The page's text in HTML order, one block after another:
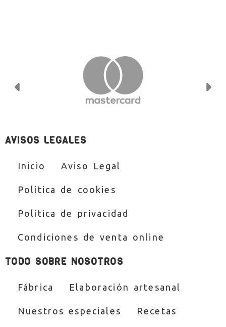
AVISOS LEGALES
Inicio Aviso Legal
Política de cookies
Política de privacidad
Condiciones de venta online
TODO SOBRE NOSOTROS
Fábrica Elaboración artesanal
Nuestros especiales Recetas